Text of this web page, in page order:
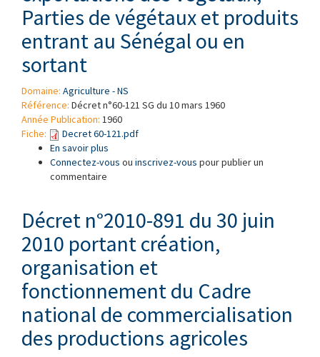
Parties de végétaux et produits
entrant au Sénégal ou en
sortant
Domaine: Agriculture - NS
Référence: Décret n°60-121 SG du 10 mars 1960
Année Publication: 1960
Fiche:
Decret 60-121.pdf
En savoir plus
1960 portant institution d'un contrôle
sortant
Connectez-vous ou inscrivez-vous pour publier un
commentaire
Décret n°2010-891 du 30 juin
2010 portant création,
organisation et
fonctionnement du Cadre
national de commercialisation
des productions agricoles